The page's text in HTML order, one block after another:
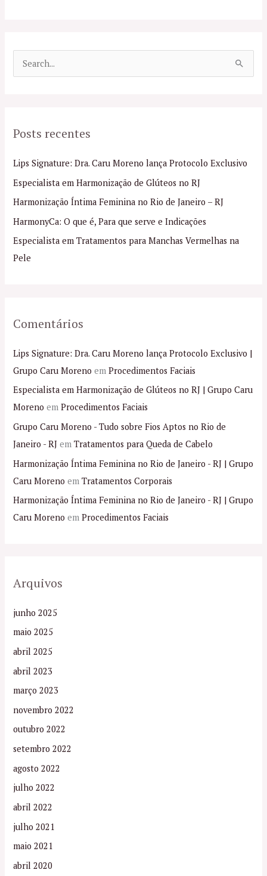
u
s
a
r
p
o
r
Posts recentes
Lips Signature: Dra. Caru Moreno lança Protocolo Exclusivo
Especialista em Harmonização de Glúteos no RJ
Harmonização Íntima Feminina no Rio de Janeiro – RJ
HarmonyCa: O que é, Para que serve e Indicações
Especialista em Tratamentos para Manchas Vermelhas na
Pele
Comentários
Lips Signature: Dra. Caru Moreno lança Protocolo Exclusivo |
Grupo Caru Moreno emProcedimentos Faciais
Especialista em Harmonização de Glúteos no RJ | Grupo Caru
Moreno emProcedimentos Faciais
Grupo Caru Moreno - Tudo sobre Fios Aptos no Rio de
Janeiro - RJ emTratamentos para Queda de Cabelo
Harmonização Íntima Feminina no Rio de Janeiro - RJ | Grupo
Caru Moreno emTratamentos Corporais
Harmonização Íntima Feminina no Rio de Janeiro - RJ | Grupo
Caru Moreno emProcedimentos Faciais
Arquivos
junho 2025
maio 2025
abril 2025
abril 2023
março 2023
novembro 2022
outubro 2022
setembro 2022
agosto 2022
julho 2022
abril 2022
julho 2021
maio 2021
abril 2020